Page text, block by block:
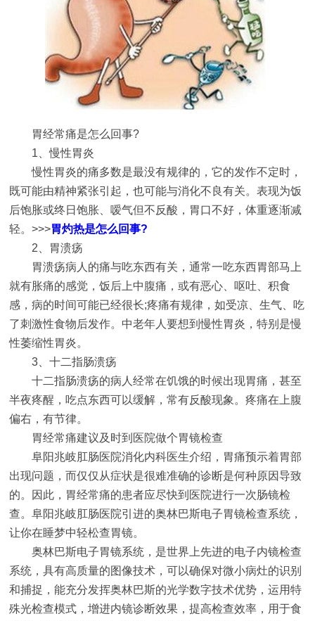
胃经常痛是怎么回事?
1、慢性胃炎
慢性胃炎的痛多数是最没有规律的，它的发作不定时，
既可能由精神紧张引起，也可能与消化不良有关。表现为饭
后饱胀或终日饱胀、嗳气但不反酸，胃口不好，体重逐渐减
轻。>>>胃灼热是怎么回事?
2、胃溃疡
胃溃疡病人的痛与吃东西有关，通常一吃东西胃部马上
就有胀痛的感觉，饭后上中腹痛，或有恶心、呕吐、积食
感，病的时间可能已经很长;疼痛有规律，如受凉、生气、吃
了刺激性食物后发作。中老年人要想到慢性胃炎，特别是慢
性萎缩性胃炎。
3、十二指肠溃疡
十二指肠溃疡的病人经常在饥饿的时候出现胃痛，甚至
半夜疼醒，吃点东西可以缓解，常有反酸现象。疼痛在上腹
偏右，有节律。
胃经常痛建议及时到医院做个胃镜检查
阜阳兆岐肛肠医院消化内科医生介绍，胃痛预示着胃部
出现问题，而仅仅从症状是很难准确的诊断是何种原因导致
的。因此，胃经常痛的患者应尽快到医院进行一次肠镜检
查。阜阳兆岐肛肠医院引进的奥林巴斯电子胃镜检查系统，
让你在睡梦中轻松查胃镜。
奥林巴斯电子胃镜系统，是世界上先进的电子内镜检查
系统，具有高质量的图像技术，可以确保对微小病灶的识别
和捕捉，能充分发挥奥林巴斯的光学数字技术优势，运用特
殊光检查模式，增进内镜诊断效果，提高检查效率，用于食